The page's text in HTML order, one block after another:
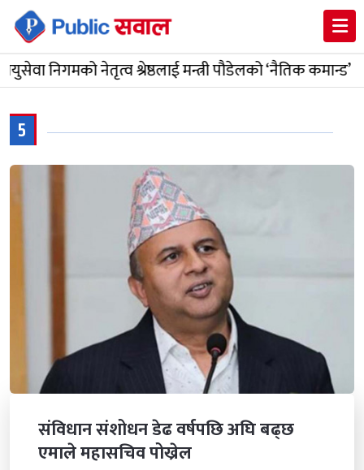
नेतृत्व श्रेष्ठलाई मन्त्री पौडेलको ‘नैतिक कमान्ड’
5
संविधान संशोधन डेढ वर्षपछि अघि बढ्छ
एमाले महासचिव पोख्रेल